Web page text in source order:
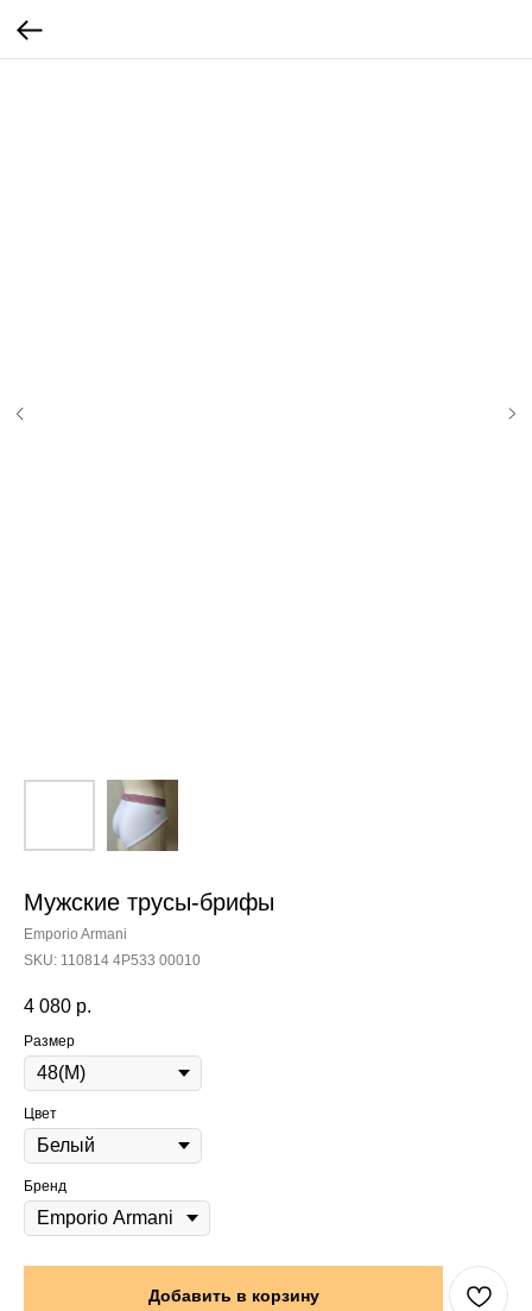
Мужские трусы-брифы
Emporio Armani
SKU: 110814 4Р533 00010
4 080 р.
Размер
Цвет
Бренд
Добавить в корзину